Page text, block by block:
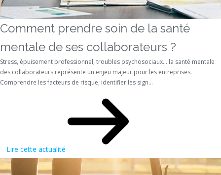
Comment prendre soin de la santé
mentale de ses collaborateurs ?
Stress, épuisement professionnel, troubles psychosociaux… la santé mentale
des collaborateurs représente un enjeu majeur pour les entreprises.
Comprendre les facteurs de risque, identifier les sign...
Lire cette actualité